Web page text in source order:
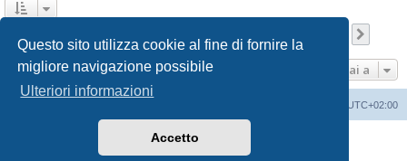
Questo sito utilizza cookie al fine di fornire la
migliore navigazione possibile
Ulteriori informazioni
Accetto
Vai a
UTC+02:00
phpBB® Forum Software © phpBB Limited
phpBB-Italia.it